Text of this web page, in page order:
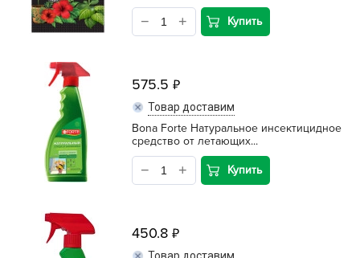
Купить
575.5
Товар доставим
Bona Forte Натуральное инсектицидное
средство от летающих...
Купить
450.8